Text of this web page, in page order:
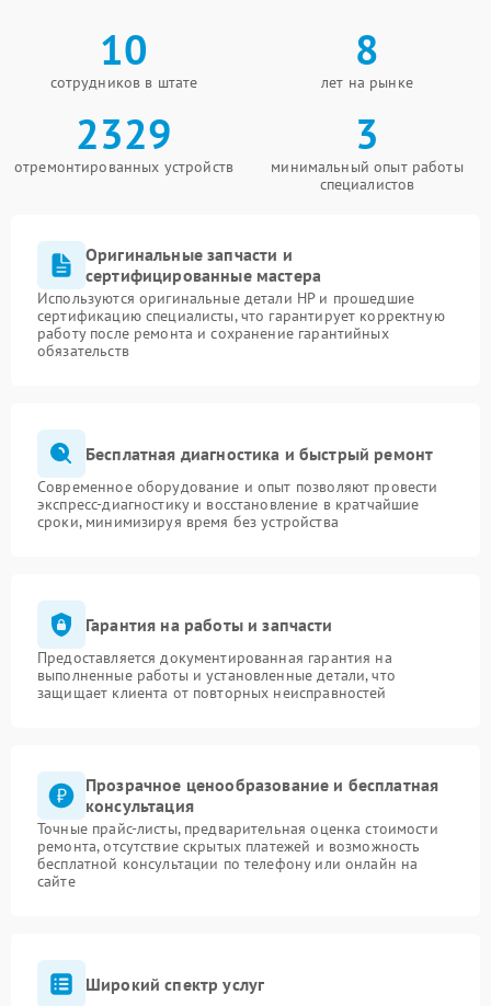
10
сотрудников в штате
8
лет на рынке
2329
отремонтированных устройств
3
минимальный опыт работы
специалистов
Оригинальные запчасти и
сертифицированные мастера
Используются оригинальные детали HP и прошедшие
сертификацию специалисты, что гарантирует корректную
работу после ремонта и сохранение гарантийных
обязательств
Бесплатная диагностика и быстрый ремонт
Современное оборудование и опыт позволяют провести
экспресс-диагностику и восстановление в кратчайшие
сроки, минимизируя время без устройства
Гарантия на работы и запчасти
Предоставляется документированная гарантия на
выполненные работы и установленные детали, что
защищает клиента от повторных неисправностей
Прозрачное ценообразование и бесплатная
консультация
Точные прайс-листы, предварительная оценка стоимости
ремонта, отсутствие скрытых платежей и возможность
бесплатной консультации по телефону или онлайн на
сайте
Широкий спектр услуг